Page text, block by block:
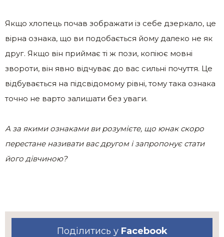
Якщо хлопець почав зображати із себе дзеркало, це
вірна ознака, що ви подобається йому далеко не як
друг. Якщо він приймає ті ж пози, копіює мовні
звороти, він явно відчуває до вас сильні почуття. Це
відбувається на підсвідомому рівні, тому така ознака
точно не варто залишати без уваги.
А за якими ознаками ви розумієте, що юнак скоро
перестане називати вас другом і запропонує стати
його дівчиною?
Поділитись у Facebook